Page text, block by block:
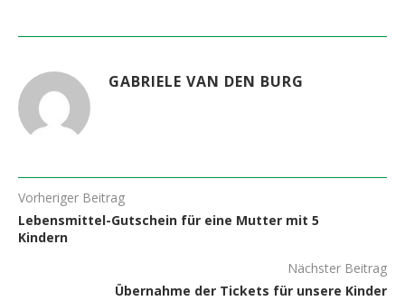
GABRIELE VAN DEN BURG
Vorheriger Beitrag
Lebensmittel-Gutschein für eine Mutter mit 5
Kindern
Nächster Beitrag
Übernahme der Tickets für unsere Kinder